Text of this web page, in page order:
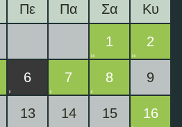
Πε Πα Σα Κυ
1 2
6 7 8 9
13 14 15 16